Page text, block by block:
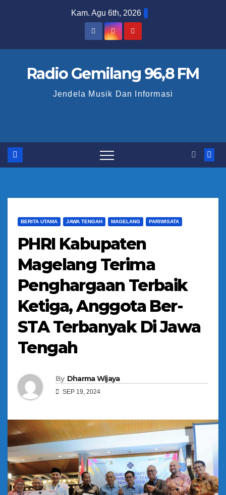
t
Kam. Agu 6th, 2026
Radio Gemilang 96,8 FM
Jendela Musik Dan Informasi
BERITA UTAMA JAWA TENGAH MAGELANG PARIWISATA
PHRI Kabupaten
Magelang Terima
Penghargaan Terbaik
Ketiga, Anggota Ber-
STA Terbanyak Di Jawa
Tengah
By Dharma Wijaya
SEP 19, 2024